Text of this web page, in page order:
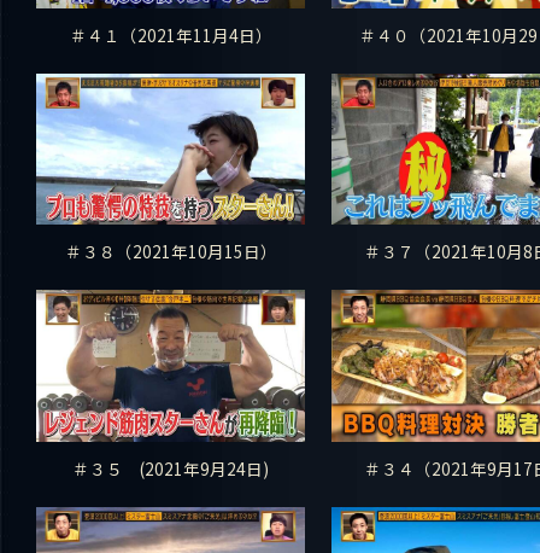
＃４１（2021年11月4日） ＃４０（2021年10月
＃３８（2021年10月15日） ＃３７（2021年10月8
＃３５ (2021年9月24日) ＃３４（2021年9月17